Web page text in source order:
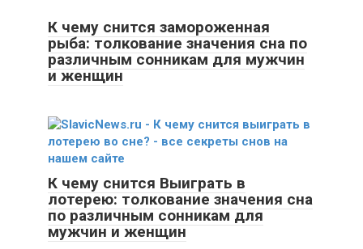
К чему снится замороженная
рыба: толкование значения сна по
различным сонникам для мужчин
и женщин
К чему снится Выиграть в
лотерею: толкование значения сна
по различным сонникам для
мужчин и женщин